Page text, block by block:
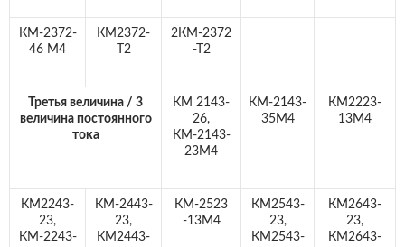
КМ-2372-
46 M4
КМ2372-
Т2
2КМ-2372
-Т2
Третья величина / 3
величина постоянного
тока
КМ 2143-
26,
КМ-2143-
23М4
КМ-2143-
35М4
КМ2223-
13М4
КМ2243-
23,
КМ-2243-
КМ-2443-
23,
КМ2443-
КМ-2523
-13М4
КМ2543-
23,
КМ2543-
КМ2643-
23,
КМ2643-